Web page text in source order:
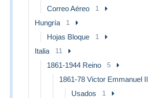
Correo Aéreo 1
Hungría 1
Hojas Bloque 1
Italia 11
1861-1944 Reino 5
1861-78 Victor Emmanuel II
Usados 1